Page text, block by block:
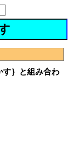
｝と組み合わ